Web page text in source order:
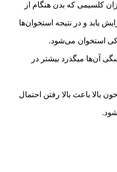
کلسیمی که بدن هنگام از
یابد و در نتیجه استخوان‌ها
استخوان می‌شود.
آن‌ها میگذرد بیشتر در
بالا باعث بالا رفتن احتمال